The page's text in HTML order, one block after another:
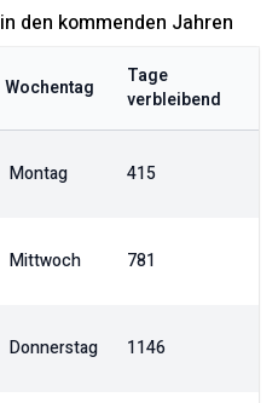
in den kommenden Jahren
Wochentag
Tage
verbleibend
Montag 415
Mittwoch 781
Donnerstag 1146